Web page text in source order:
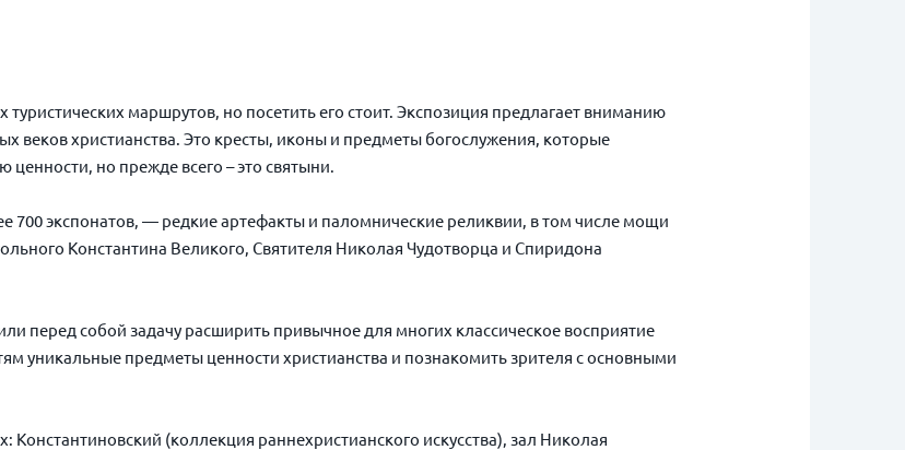
маршрутов, но посетить его стоит. Экспозиция предлагает вниманию
веков христианства. Это кресты, иконы и предметы богослужения, которые
но прежде всего – это святыни.
700 экспонатов, — редкие артефакты и паломнические реликвии, в том числе мощи
Константина Великого, Святителя Николая Чудотворца и Спиридона
перед собой задачу расширить привычное для многих классическое восприятие
уникальные предметы ценности христианства и познакомить зрителя с основными
Константиновский (коллекция раннехристианского искусства), зал Николая